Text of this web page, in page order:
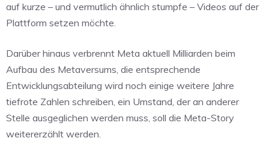
auf kurze – und vermutlich ähnlich stumpfe – Videos auf der
Plattform setzen möchte.
Darüber hinaus verbrennt Meta aktuell Milliarden beim
Aufbau des Metaversums, die entsprechende
Entwicklungsabteilung wird noch einige weitere Jahre
tiefrote Zahlen schreiben, ein Umstand, der an anderer
Stelle ausgeglichen werden muss, soll die Meta-Story
weitererzählt werden.